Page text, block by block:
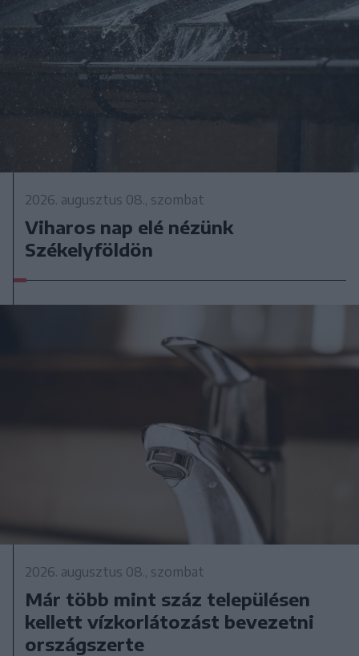
2026. augusztus 08., szombat
Viharos nap elé nézünk
Székelyföldön
2026. augusztus 08., szombat
Már több mint száz településen
kellett vízkorlátozást bevezetni
országszerte